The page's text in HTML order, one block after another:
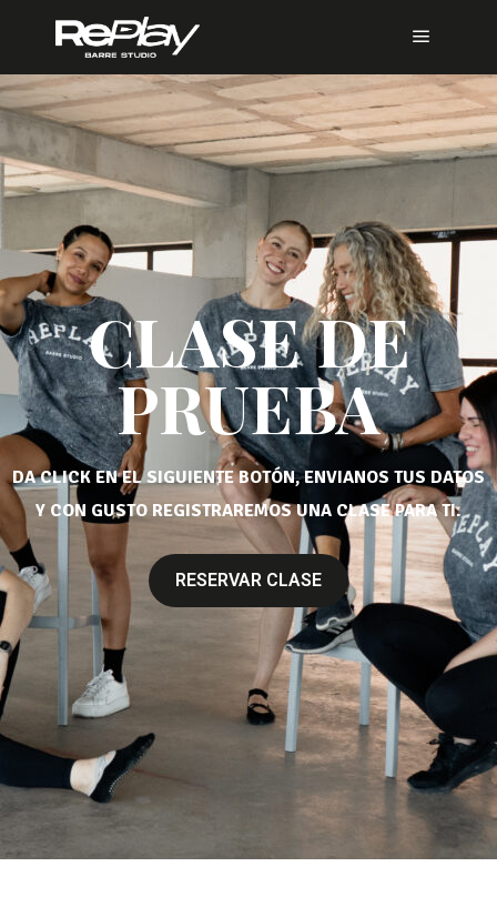
CLASE DE
PRUEBA
DA CLICK EN EL SIGUIENTE BOTÓN, ENVIANOS TUS DATOS
Y CON GUSTO REGISTRAREMOS UNA CLASE PARA TI.
RESERVAR CLASE
RESERVAR CLASE